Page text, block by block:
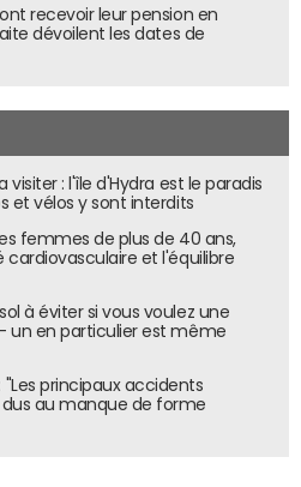
recevoir leur pension en
dévoilent les dates de
visiter : l'île d'Hydra est le paradis
et vélos y sont interdits
femmes de plus de 40 ans,
et l'équilibre
à éviter si vous voulez une
un en particulier est même
principaux accidents
au manque de forme